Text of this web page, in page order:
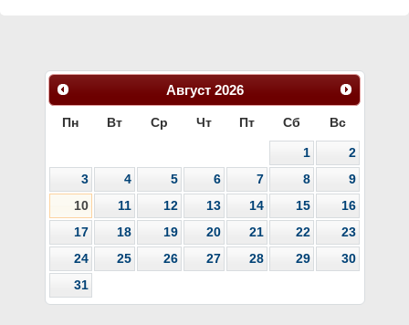
Август 2026
Пн Вт Ср Чт Пт Сб Вс
1
2
3
4 5 6 7 8
9
10
11 12 13 14 15
16
17
18 19 20 21 22
23
24
25 26 27 28 29
30
31